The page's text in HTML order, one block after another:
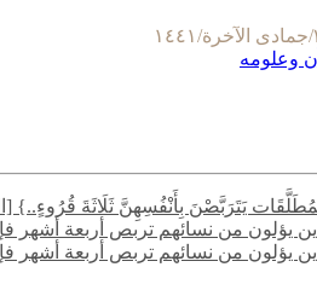
١٤٤١
وعلومه